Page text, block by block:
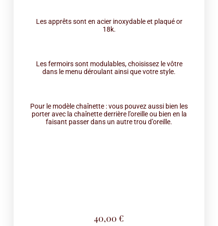
Les apprêts sont en acier inoxydable et plaqué or
18k.
Les fermoirs sont modulables, choisissez le vôtre
dans le menu déroulant ainsi que votre style.
Pour le modèle chaînette : vous pouvez aussi bien les
porter avec la chaînette derrière l’oreille ou bien en la
faisant passer dans un autre trou d’oreille.
40,00 €